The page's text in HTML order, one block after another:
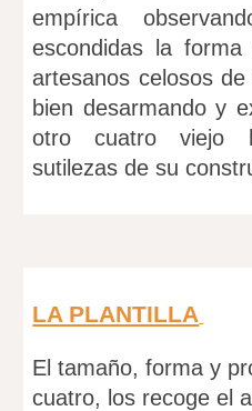
empírica
escondidas la
artesanos celosos
bien desarmando y
otro cuatro viejo
sutilezas de su
LA PLANTILLA
El tamaño, forma y
cuatro, los recoge el